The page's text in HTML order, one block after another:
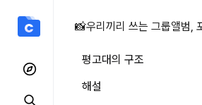
평고대의 구
📸우리끼리 쓰는 그룹앨범,
평고대의 구조
해설